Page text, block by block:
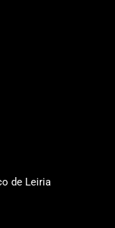
de Leiria